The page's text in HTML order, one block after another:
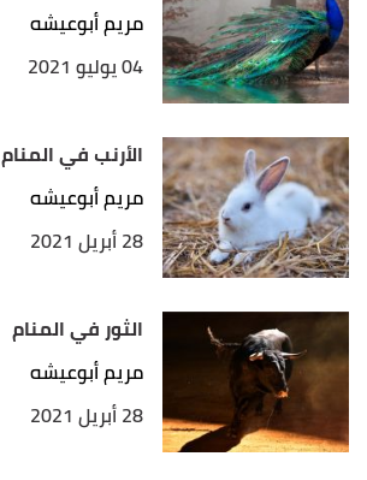
مريم أبوعيشه
04 يوليو 2021
الأرنب في المنام
مريم أبوعيشه
28 أبريل 2021
الثور في المنام
مريم أبوعيشه
28 أبريل 2021